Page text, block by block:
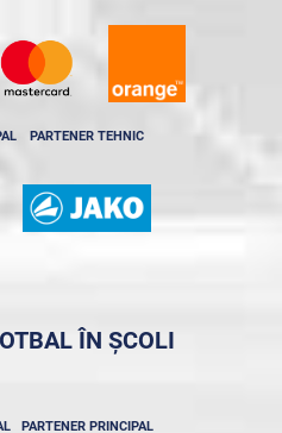
PARTENER TEHNIC
ÎN ȘCOLI
PARTENER PRINCIPAL